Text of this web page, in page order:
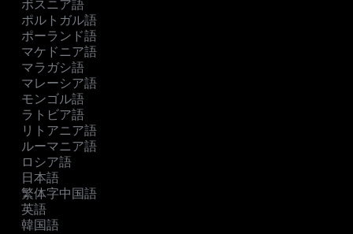
ボスニア語
ポルトガル語
ポーランド語
マケドニア語
マラガシ語
マレーシア語
モンゴル語
ラトビア語
リトアニア語
ルーマニア語
ロシア語
日本語
繁体字中国語
英語
韓国語